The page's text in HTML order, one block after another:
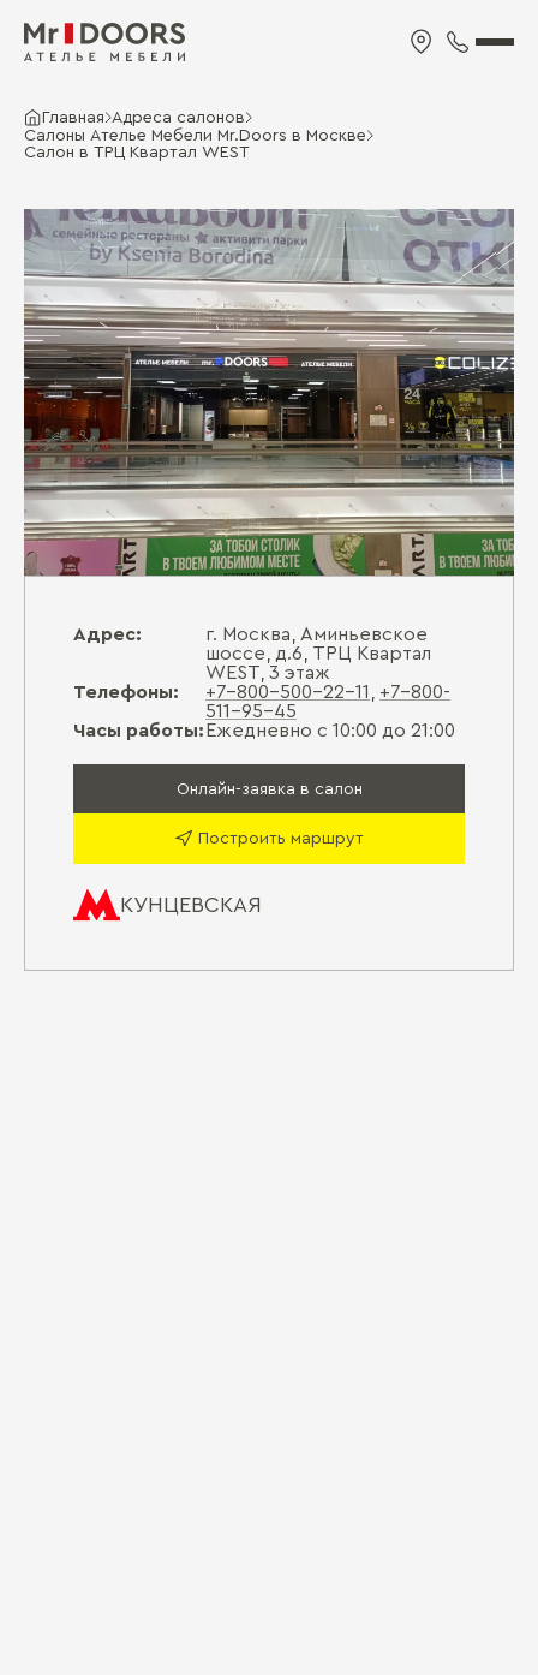
Главная Адреса салонов
Салоны Ателье Мебели Mr.Doors в Москве
Салон в ТРЦ Квартал WEST
Адрес:
г. Москва, Аминьевское
шоссе, д.6, ТРЦ Квартал
WEST, 3 этаж
Телефоны:
+7-800-500-22-11
+7-800-
511-95-45
Часы работы: Ежедневно с 10:00 до 21:00
Онлайн-заявка в салон
Построить маршрут
КУНЦЕВСКАЯ